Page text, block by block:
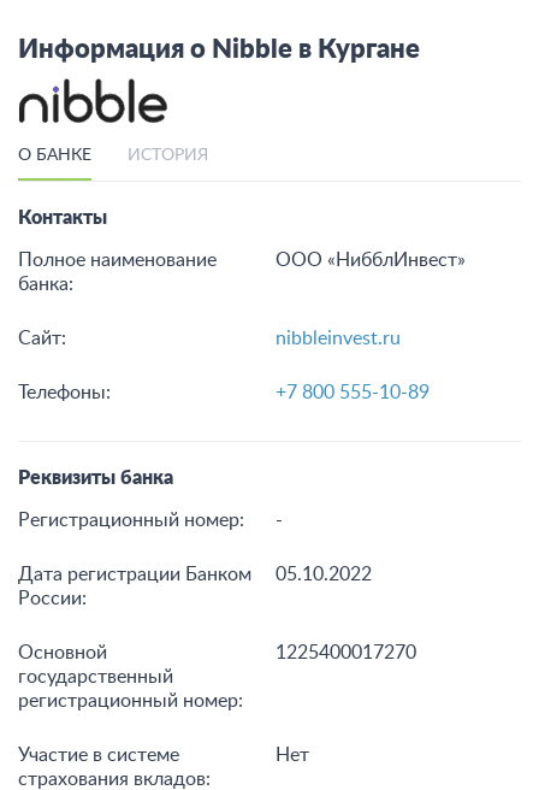
Информация о Nibble в Кургане
О БАНКЕ ИСТОРИЯ
Контакты
Полное наименование
банка:
ООО «НибблИнвест»
Сайт: nibbleinvest.ru
Телефоны: +7 800 555-10-89
Реквизиты банка
Регистрационный номер: -
Дата регистрации Банком
России:
05.10.2022
Основной
государственный
регистрационный номер:
1225400017270
Участие в системе
страхования вкладов:
Нет